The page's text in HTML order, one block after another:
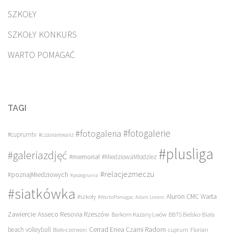
SZKOŁY
SZKOŁY KONKURS
WARTO POMAGAĆ
TAGI
#cuprumtv #czasnarewanż #fotogaleria #fotogalerie
#galeriazdjęć #memoriał #MiedziowaMlodziez #plusliga
#poznajMiedziowych #pożegnania #relacjezmeczu
#siatkówka #szkoły #WartoPomagac Adam Lorenc Aluron CMC Warta
Zawiercie Asseco Resovia Rzeszów Barkom Każany Lwów BBTS Bielsko-Biała
beach volleyball Biało-czerwoni Cerrad Enea Czarni Radom cuprum Florian